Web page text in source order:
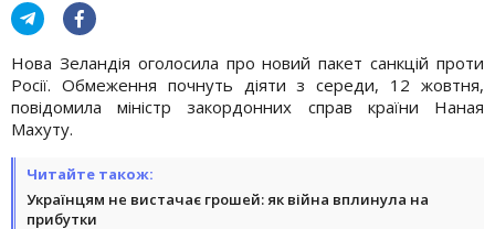
Нова Зеландія оголосила про новий пакет санкцій проти
Росії. Обмеження почнуть діяти з середи, 12 жовтня,
повідомила міністр закордонних справ країни Наная
Махуту.
Читайте також:
Українцям не вистачає грошей: як війна вплинула на
прибутки